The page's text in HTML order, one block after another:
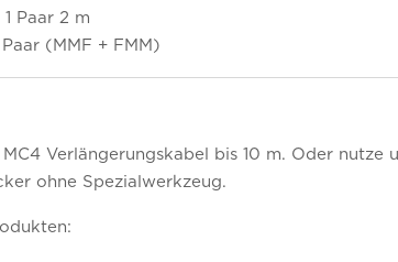
Paar 2 m
(MMF + FMM)
Verlängerungskabel bis 10 m. Oder nutze
ohne Spezialwerkzeug.